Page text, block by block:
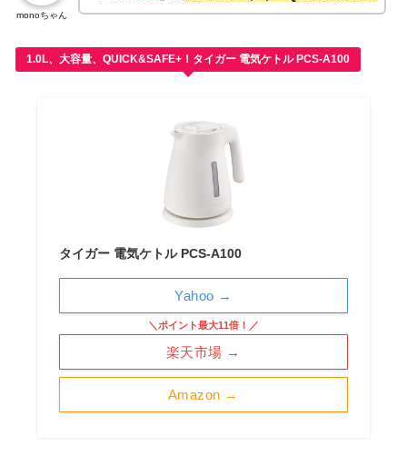
monoちゃん
1.0L、大容量、QUICK&SAFE+！タイガー 電気ケトル PCS-A100
タイガー 電気ケトル PCS-A100
Amazon →
＼ポイント最大11倍！／
楽天市場 →
Yahoo →